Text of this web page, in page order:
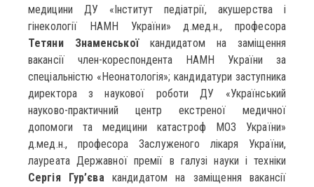
медицини ДУ «Інститут педіатрії, акушерства і
гінекології НАМН України» д.мед.н., професора
Тетяни Знаменськоїкандидатом на заміщення
вакансії член-кореспондента НАМН України за
спеціальністю «Неонатологія»; кандидатури заступника
директора з наукової роботи ДУ «Український
науково-практичний центр екстреної медичної
допомоги та медицини катастроф МОЗ України»
д.мед.н., професора Заслуженого лікаря України,
лауреата Державної премії в галузі науки і техніки
Сергія Гур’євакандидатом на заміщення вакансії